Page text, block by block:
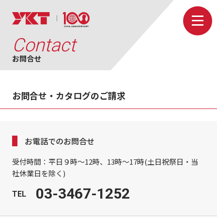
Contact
お問合せ
お問合せ・カタログのご請求
お電話でのお問合せ
受付時間：平日９時～12時、13時～17時(土日祝祭日・当
社休業日を除く)
TEL 03-3467-1252